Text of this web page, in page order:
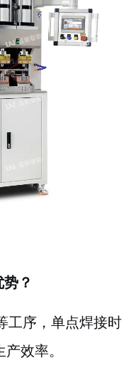
？
工序，单点焊接时
效率。